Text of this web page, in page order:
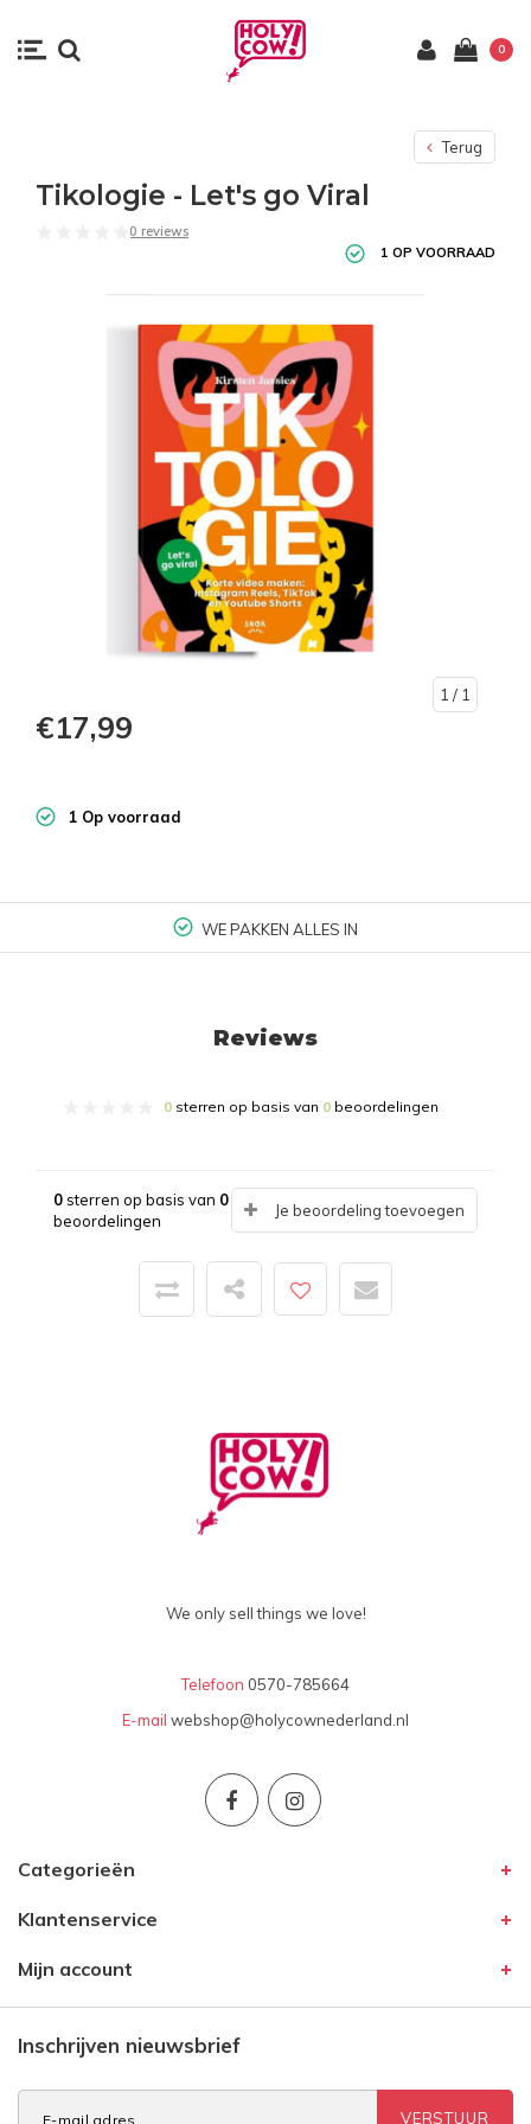
0
Terug
Tikologie - Let's go Viral
0 reviews
1 OP VOORRAAD
1 / 1
€17,99
1 Op voorraad
WE PAKKEN ALLES IN
Reviews
0 sterren op basis van 0 beoordelingen
0sterren op basis van 0
beoordelingen
Je beoordeling toevoegen
We only sell things we love!
Telefoon 0570-785664
E-mail webshop@holycownederland.nl
Categorieën
Klantenservice
Mijn account
Inschrijven nieuwsbrief
VERSTUUR